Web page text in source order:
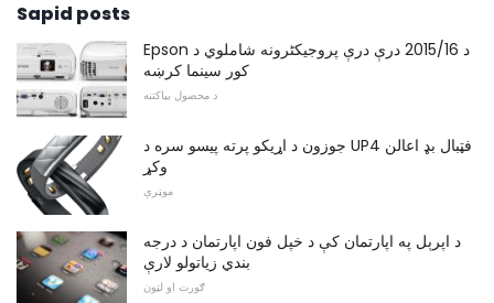
Sapid posts
Epson د 2015/16 درې درې پروجیکٹرونه شاملوي د
کور سینما کرښه
د محصول بیاکتنه
جوزون د اړیکو پرته پیسو سره د UP4 فټبال بډ اعالن
وکړ
موټرې
د اپرېل په اپارتمان کې د خپل فون اپارتمان د درجه
بندي زیاتولو لارې
ګورت او لټون